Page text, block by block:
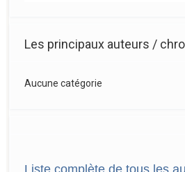
Les principaux auteurs /
Aucune catégorie